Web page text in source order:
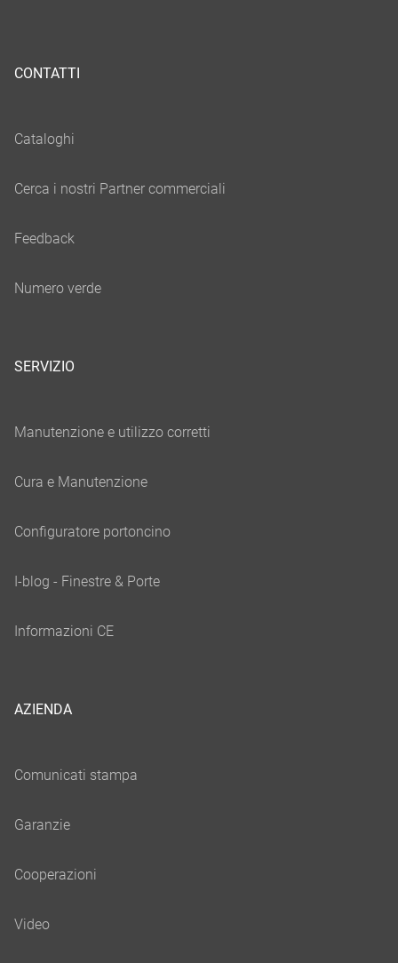
CONTATTI
SERVIZIO
AZIENDA